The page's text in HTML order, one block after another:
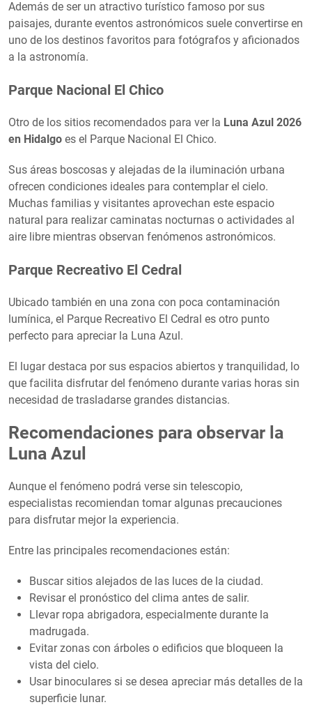
Además de ser un atractivo turístico famoso por sus
paisajes, durante eventos astronómicos suele convertirse en
uno de los destinos favoritos para fotógrafos y aficionados
a la astronomía.
Parque Nacional El Chico
Otro de los sitios recomendados para ver la Luna Azul 2026
en Hidalgo es el Parque Nacional El Chico.
Sus áreas boscosas y alejadas de la iluminación urbana
ofrecen condiciones ideales para contemplar el cielo.
Muchas familias y visitantes aprovechan este espacio
natural para realizar caminatas nocturnas o actividades al
aire libre mientras observan fenómenos astronómicos.
Parque Recreativo El Cedral
Ubicado también en una zona con poca contaminación
lumínica, el Parque Recreativo El Cedral es otro punto
perfecto para apreciar la Luna Azul.
El lugar destaca por sus espacios abiertos y tranquilidad, lo
que facilita disfrutar del fenómeno durante varias horas sin
necesidad de trasladarse grandes distancias.
Recomendaciones para observar la
Luna Azul
Aunque el fenómeno podrá verse sin telescopio,
especialistas recomiendan tomar algunas precauciones
para disfrutar mejor la experiencia.
Entre las principales recomendaciones están:
Buscar sitios alejados de las luces de la ciudad.
Revisar el pronóstico del clima antes de salir.
Llevar ropa abrigadora, especialmente durante la
madrugada.
Evitar zonas con árboles o edificios que bloqueen la
vista del cielo.
Usar binoculares si se desea apreciar más detalles de la
superficie lunar.